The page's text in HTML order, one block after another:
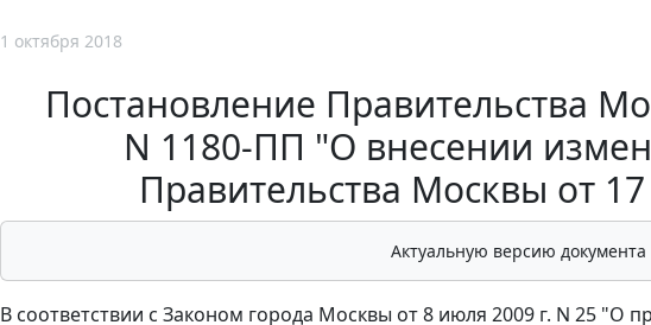
1 октября 2018
Постановление Правительства
N 1180-ПП "О внесении
Правительства Москвы от
Актуальную версию
В соответствии с Законом города Москвы от 8 июля 2009 г. N 25 "О